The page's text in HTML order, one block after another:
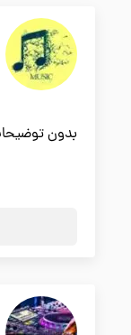
بدون